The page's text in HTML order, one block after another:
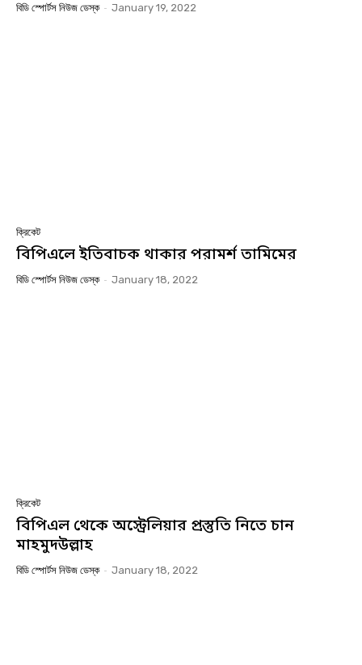
বিডি স্পোর্টস নিউজ ডেস্ক - January 19, 2022
ক্রিকেট
বিপিএলে ইতিবাচক থাকার পরামর্শ তামিমের
বিডি স্পোর্টস নিউজ ডেস্ক - January 18, 2022
ক্রিকেট
বিপিএল থেকে অস্ট্রেলিয়ার প্রস্তুতি নিতে চান
মাহমুদউল্লাহ
বিডি স্পোর্টস নিউজ ডেস্ক - January 18, 2022